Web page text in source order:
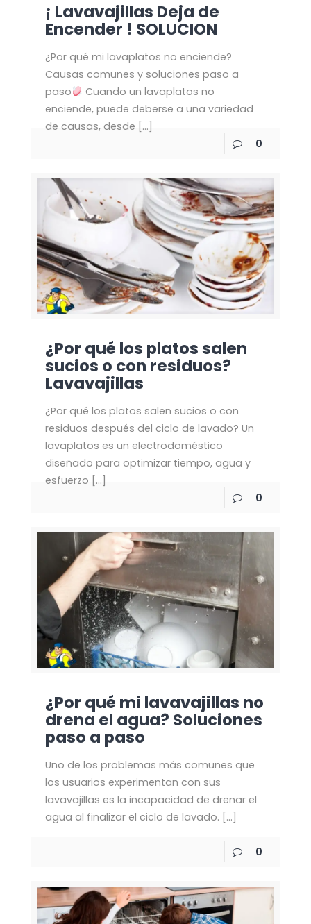
¡ Lavavajillas Deja de
Encender ! SOLUCION
¿Por qué mi lavaplatos no enciende?
Causas comunes y soluciones paso a
paso
Cuando un lavaplatos no
enciende, puede deberse a una variedad
de causas, desde […]
0
¿Por qué los platos salen
sucios o con residuos?
Lavavajillas
¿Por qué los platos salen sucios o con
residuos después del ciclo de lavado? Un
lavaplatos es un electrodoméstico
diseñado para optimizar tiempo, agua y
esfuerzo […]
0
¿Por qué mi lavavajillas no
drena el agua? Soluciones
paso a paso
Uno de los problemas más comunes que
los usuarios experimentan con sus
lavavajillas es la incapacidad de drenar el
agua al finalizar el ciclo de lavado. […]
0